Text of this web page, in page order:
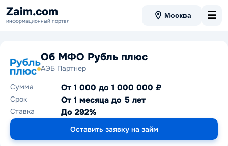
Zaim.com
информационный портал
Москва ☰
Об МФО Рубль плюс
АЭБ Партнер
Сумма
От 1 000 до 1 000 000 ₽
Срок От 1 месяца до 5 лет
Ставка До 292%
Оставить заявку на займ